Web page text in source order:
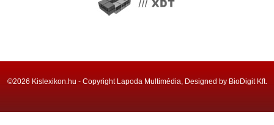
©2026 Kislexikon.hu - Copyright Lapoda Multimédia, Designed by BioDigit Kft.